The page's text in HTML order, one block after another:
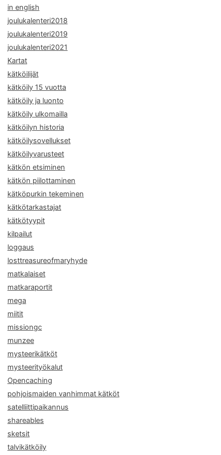
in english
joulukalenteri2018
joulukalenteri2019
joulukalenteri2021
Kartat
kätköilijät
kätköily 15 vuotta
kätköily ja luonto
kätköily ulkomailla
kätköilyn historia
kätköilysovellukset
kätköilyvarusteet
kätkön etsiminen
kätkön piilottaminen
kätköpurkin tekeminen
kätkötarkastajat
kätkötyypit
kilpailut
loggaus
losttreasureofmaryhyde
matkalaiset
matkaraportit
mega
miitit
missiongc
munzee
mysteerikätköt
mysteerityökalut
Opencaching
pohjoismaiden vanhimmat kätköt
satelliittipaikannus
shareables
sketsit
talvikätköily